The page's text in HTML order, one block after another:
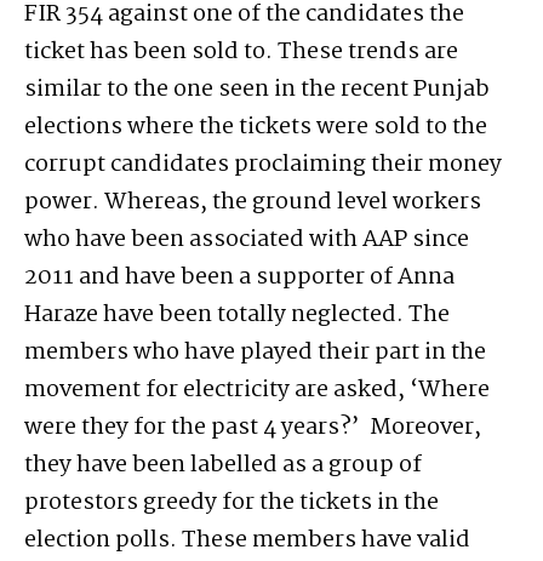
FIR 354 against one of the candidates the
ticket has been sold to. These trends are
similar to the one seen in the recent Punjab
elections where the tickets were sold to the
corrupt candidates proclaiming their money
power. Whereas, the ground level workers
who have been associated with AAP since
2011 and have been a supporter of Anna
Haraze have been totally neglected. The
members who have played their part in the
movement for electricity are asked, ‘Where
were they for the past 4 years?’ Moreover,
they have been labelled as a group of
protestors greedy for the tickets in the
election polls. These members have valid